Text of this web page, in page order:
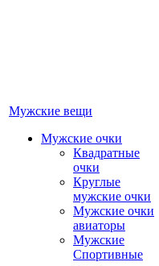
Мужские вещи
Мужские очки
Квадратные
очки
Круглые
мужские очки
Мужские очки
авиаторы
Мужские
Спортивные